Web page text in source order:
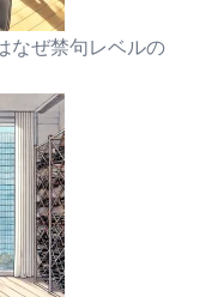
なぜ禁句レベルの